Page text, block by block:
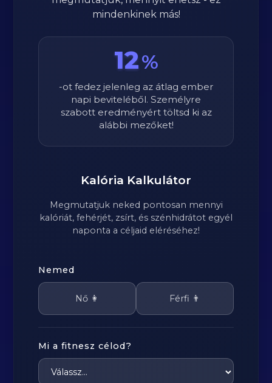
mindenkinek más!
12%
-ot fedez jelenleg az átlag ember
napi beviteléből. Személyre
szabott eredményért töltsd ki az
alábbi mezőket!
Kalória Kalkulátor
Megmutatjuk neked pontosan mennyi
kalóriát, fehérjét, zsírt, és szénhidrátot egyél
naponta a céljaid eléréséhez!
Nemed
Nő 👩 Férfi 👨
Mi a fitnesz célod?